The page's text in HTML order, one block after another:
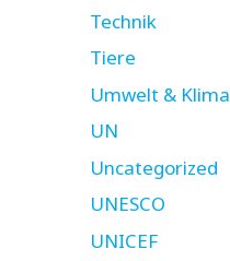
Technik
Tiere
Umwelt & Klima
UN
Uncategorized
UNESCO
UNICEF